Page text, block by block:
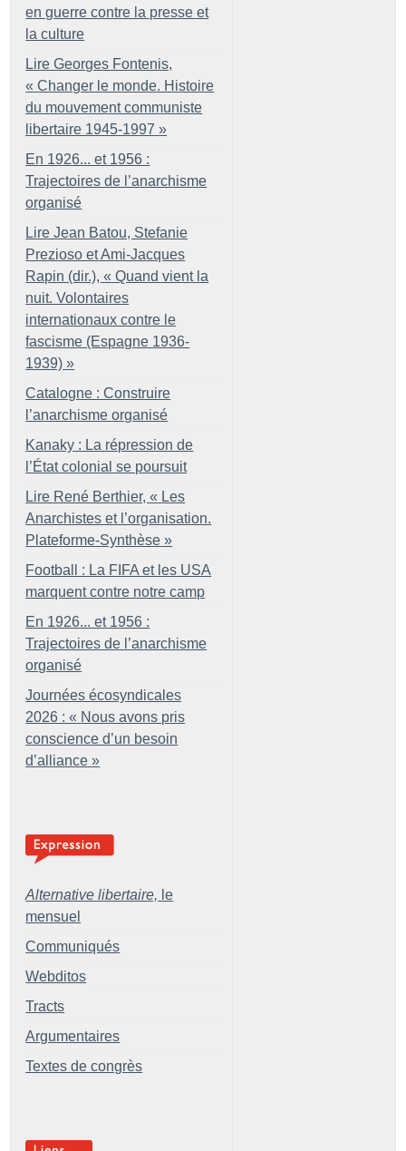
en guerre contre la presse et
la culture
Lire Georges Fontenis,
« Changer le monde. Histoire
du mouvement communiste
libertaire 1945-1997 »
En 1926... et 1956 :
Trajectoires de l’anarchisme
organisé
Lire Jean Batou, Stefanie
Prezioso et Ami-Jacques
Rapin (dir.), « Quand vient la
nuit. Volontaires
internationaux contre le
fascisme (Espagne 1936-
1939) »
Catalogne : Construire
l’anarchisme organisé
Kanaky : La répression de
l’État colonial se poursuit
Lire René Berthier, « Les
Anarchistes et l’organisation.
Plateforme-Synthèse »
Football : La FIFA et les USA
marquent contre notre camp
En 1926... et 1956 :
Trajectoires de l’anarchisme
organisé
Journées écosyndicales
2026 : « Nous avons pris
conscience d’un besoin
d’alliance »
Alternative libertaire, le
mensuel
Communiqués
Webditos
Tracts
Argumentaires
Textes de congrès